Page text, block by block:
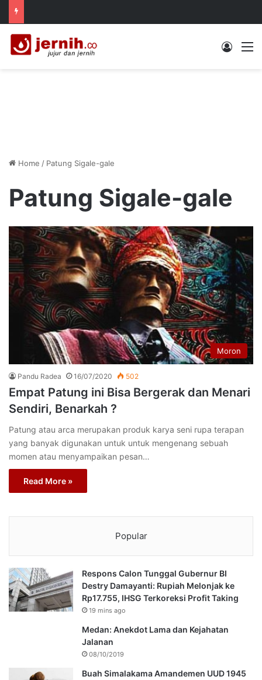
Log In
Home / Patung Sigale-gale
Patung Sigale-gale
Moron
Pandu Radea 16/07/2020 502
Empat Patung ini Bisa Bergerak dan Menari
Sendiri, Benarkah ?
Patung atau arca merupakan produk karya seni rupa terapan
yang banyak digunakan untuk untuk mengenang sebuah
momen atau menyampaikan pesan…
Read More »
Popular
Respons Calon Tunggal Gubernur BI
Destry Damayanti: Rupiah Melonjak ke
Rp17.755, IHSG Terkoreksi Profit Taking
19 mins ago
Medan: Anekdot Lama dan Kejahatan
Jalanan
08/10/2019
Buah Simalakama Amandemen UUD 1945